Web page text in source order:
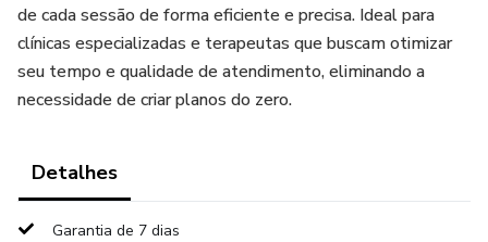
de cada sessão de forma eficiente e precisa. Ideal para
clínicas especializadas e terapeutas que buscam otimizar
seu tempo e qualidade de atendimento, eliminando a
necessidade de criar planos do zero.
Detalhes
Garantia de 7 dias